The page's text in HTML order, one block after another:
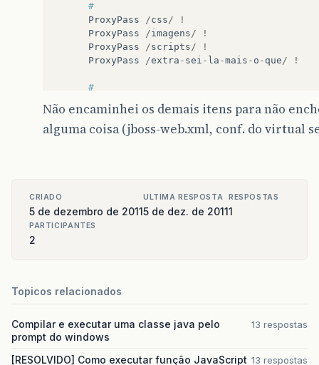
#
ProxyPass
/css/
!
ProxyPass
/imagens/
!
ProxyPass
/scripts/
!
ProxyPass
/extra - sei - la -mais - o - que/ !
#
# Conteudo dinamico
# Não esqueça de inserir um "/" no final
#
&lt;/VirtualHost& gt;
Não encaminhei os demais itens para não
alguma coisa (jboss-web.xml, conf. do virtual
CRIADO
5 de dezembro de 2011
ULTIMA RESPOSTA
5 de dez. de 2011
RESPOSTAS
1
PARTICIPANTES
2
Topicos relacionados
Compilar e executar uma classe java pelo
prompt do windows
13 respostas
[RESOLVIDO] Como executar função JavaScript 13 respostas